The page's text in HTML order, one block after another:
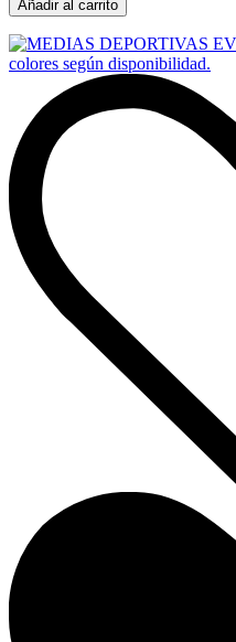
Añadir al carrito